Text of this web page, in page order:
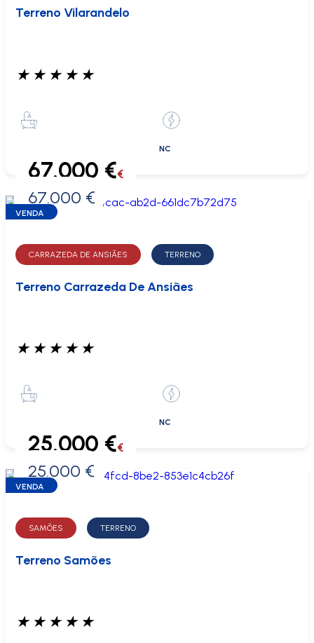
Terreno Vilarandelo
★ ★ ★ ★ ★
NC
0 €
67.000 €€
67.000 €
VENDA
CARRAZEDA DE ANSIÃES TERRENO
Terreno Carrazeda De Ansiães
★ ★ ★ ★ ★
NC
0 €
25.000 €€
25.000 €
VENDA
SAMÕES TERRENO
Terreno Samões
★ ★ ★ ★ ★